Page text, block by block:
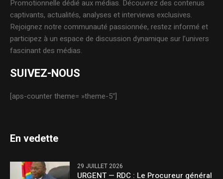
Promotionnelle dédié aux médias. Découvrez des contenus
captivants, actualités, analyses et interviews exclusives.
Rejoignez notre communauté passionnée, restez informé et
participez à un espace de discussion dynamique sur l’univers
fascinant des médias.
SUIVEZ-NOUS
[aps-counter theme= »theme-5″]
En vedette
29 JUILLET 2026
URGENT — RDC : Le Procureur général